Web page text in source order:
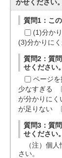
かせください。
質問1：こ
(1)分か
(3)分かりに
質問2：質
せください
ページ
少なすぎる
が分かりにく
が足りない
質問3：質
せください。
（注）個人
さい。